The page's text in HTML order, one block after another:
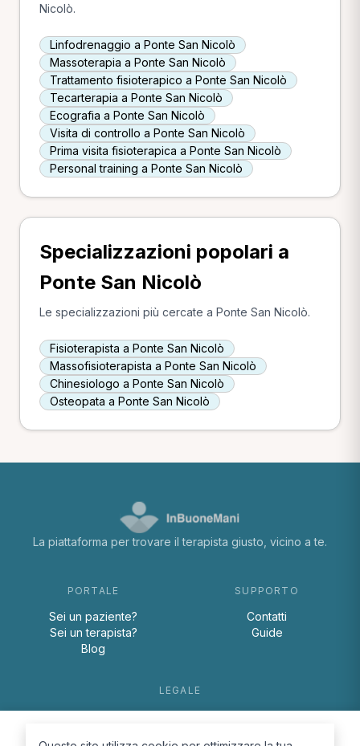
Nicolò.
Linfodrenaggio a Ponte San Nicolò
Massoterapia a Ponte San Nicolò
Trattamento fisioterapico a Ponte San Nicolò
Tecarterapia a Ponte San Nicolò
Ecografia a Ponte San Nicolò
Visita di controllo a Ponte San Nicolò
Prima visita fisioterapica a Ponte San Nicolò
Personal training a Ponte San Nicolò
Specializzazioni popolari a
Ponte San Nicolò
Le specializzazioni più cercate a Ponte San Nicolò.
Fisioterapista a Ponte San Nicolò
Massofisioterapista a Ponte San Nicolò
Chinesiologo a Ponte San Nicolò
Osteopata a Ponte San Nicolò
La piattaforma per trovare il terapista giusto, vicino a te.
PORTALE
Sei un paziente?
Sei un terapista?
Blog
SUPPORTO
Contatti
Guide
LEGALE